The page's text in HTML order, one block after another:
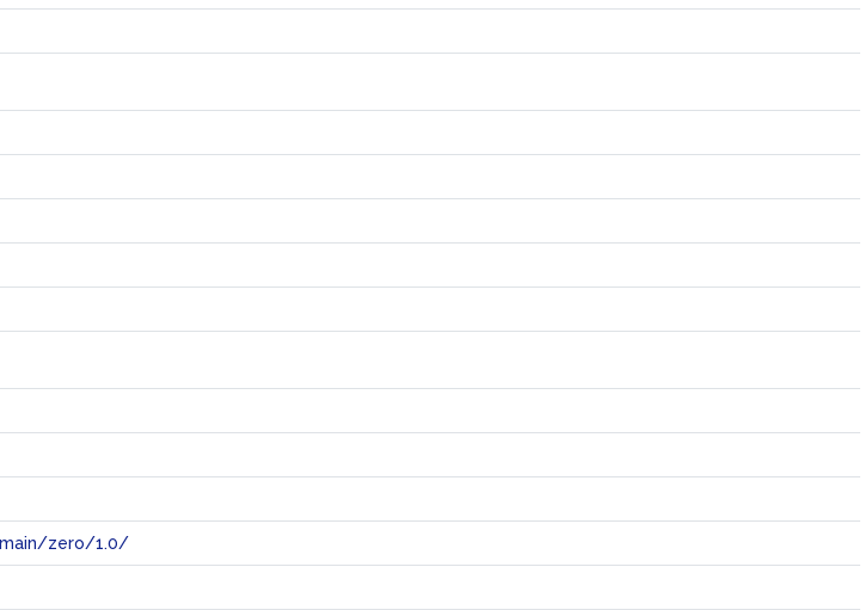
zero/1.0/